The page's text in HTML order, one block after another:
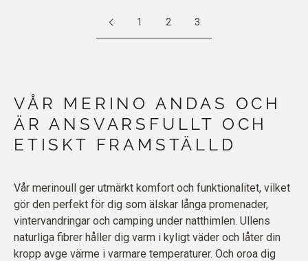
1 2 3
VÅR MERINO ANDAS OCH
ÄR ANSVARSFULLT OCH
ETISKT FRAMSTÄLLD
Vår merinoull ger utmärkt komfort och funktionalitet, vilket
gör den perfekt för dig som älskar långa promenader,
vintervandringar och camping under natthimlen. Ullens
naturliga fibrer håller dig varm i kyligt väder och låter din
kropp avge värme i varmare temperaturer. Och oroa dig